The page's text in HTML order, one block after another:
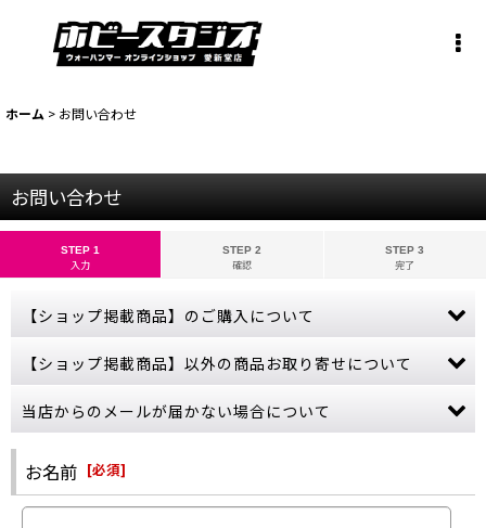
ホーム > お問い合わせ
お問い合わせ
STEP 1
入力
STEP 2
確認
STEP 3
完了
【ショップ掲載商品】のご購入について
ん。
さい。
売切れにつきカートボタンが押せない商品につきましては、誠に申
し訳ございませんが、商品入荷まで今しばらくお待ちください。
【ショップ掲載商品】以外の商品お取り寄せについて
ございます。
ゲームズワークショップの公式サイトをご参照いただき、商品名・
金額などの詳しい情報をお教えください。
お取り寄せはメーカーの在庫状況次第となるため、お問い合わせを
いただいても、正確な商品入荷日はお答えできない場合がございま
当店からのメールが届かない場合について
ご購入やお問い合わせから数日経っても当店からの連絡が無い場
合、受信拒否やフィルターなどの設定により、当店からのメールが
届いていない可能性がございます。
・迷惑メールフォルダに入っていないか
お名前 [必須]